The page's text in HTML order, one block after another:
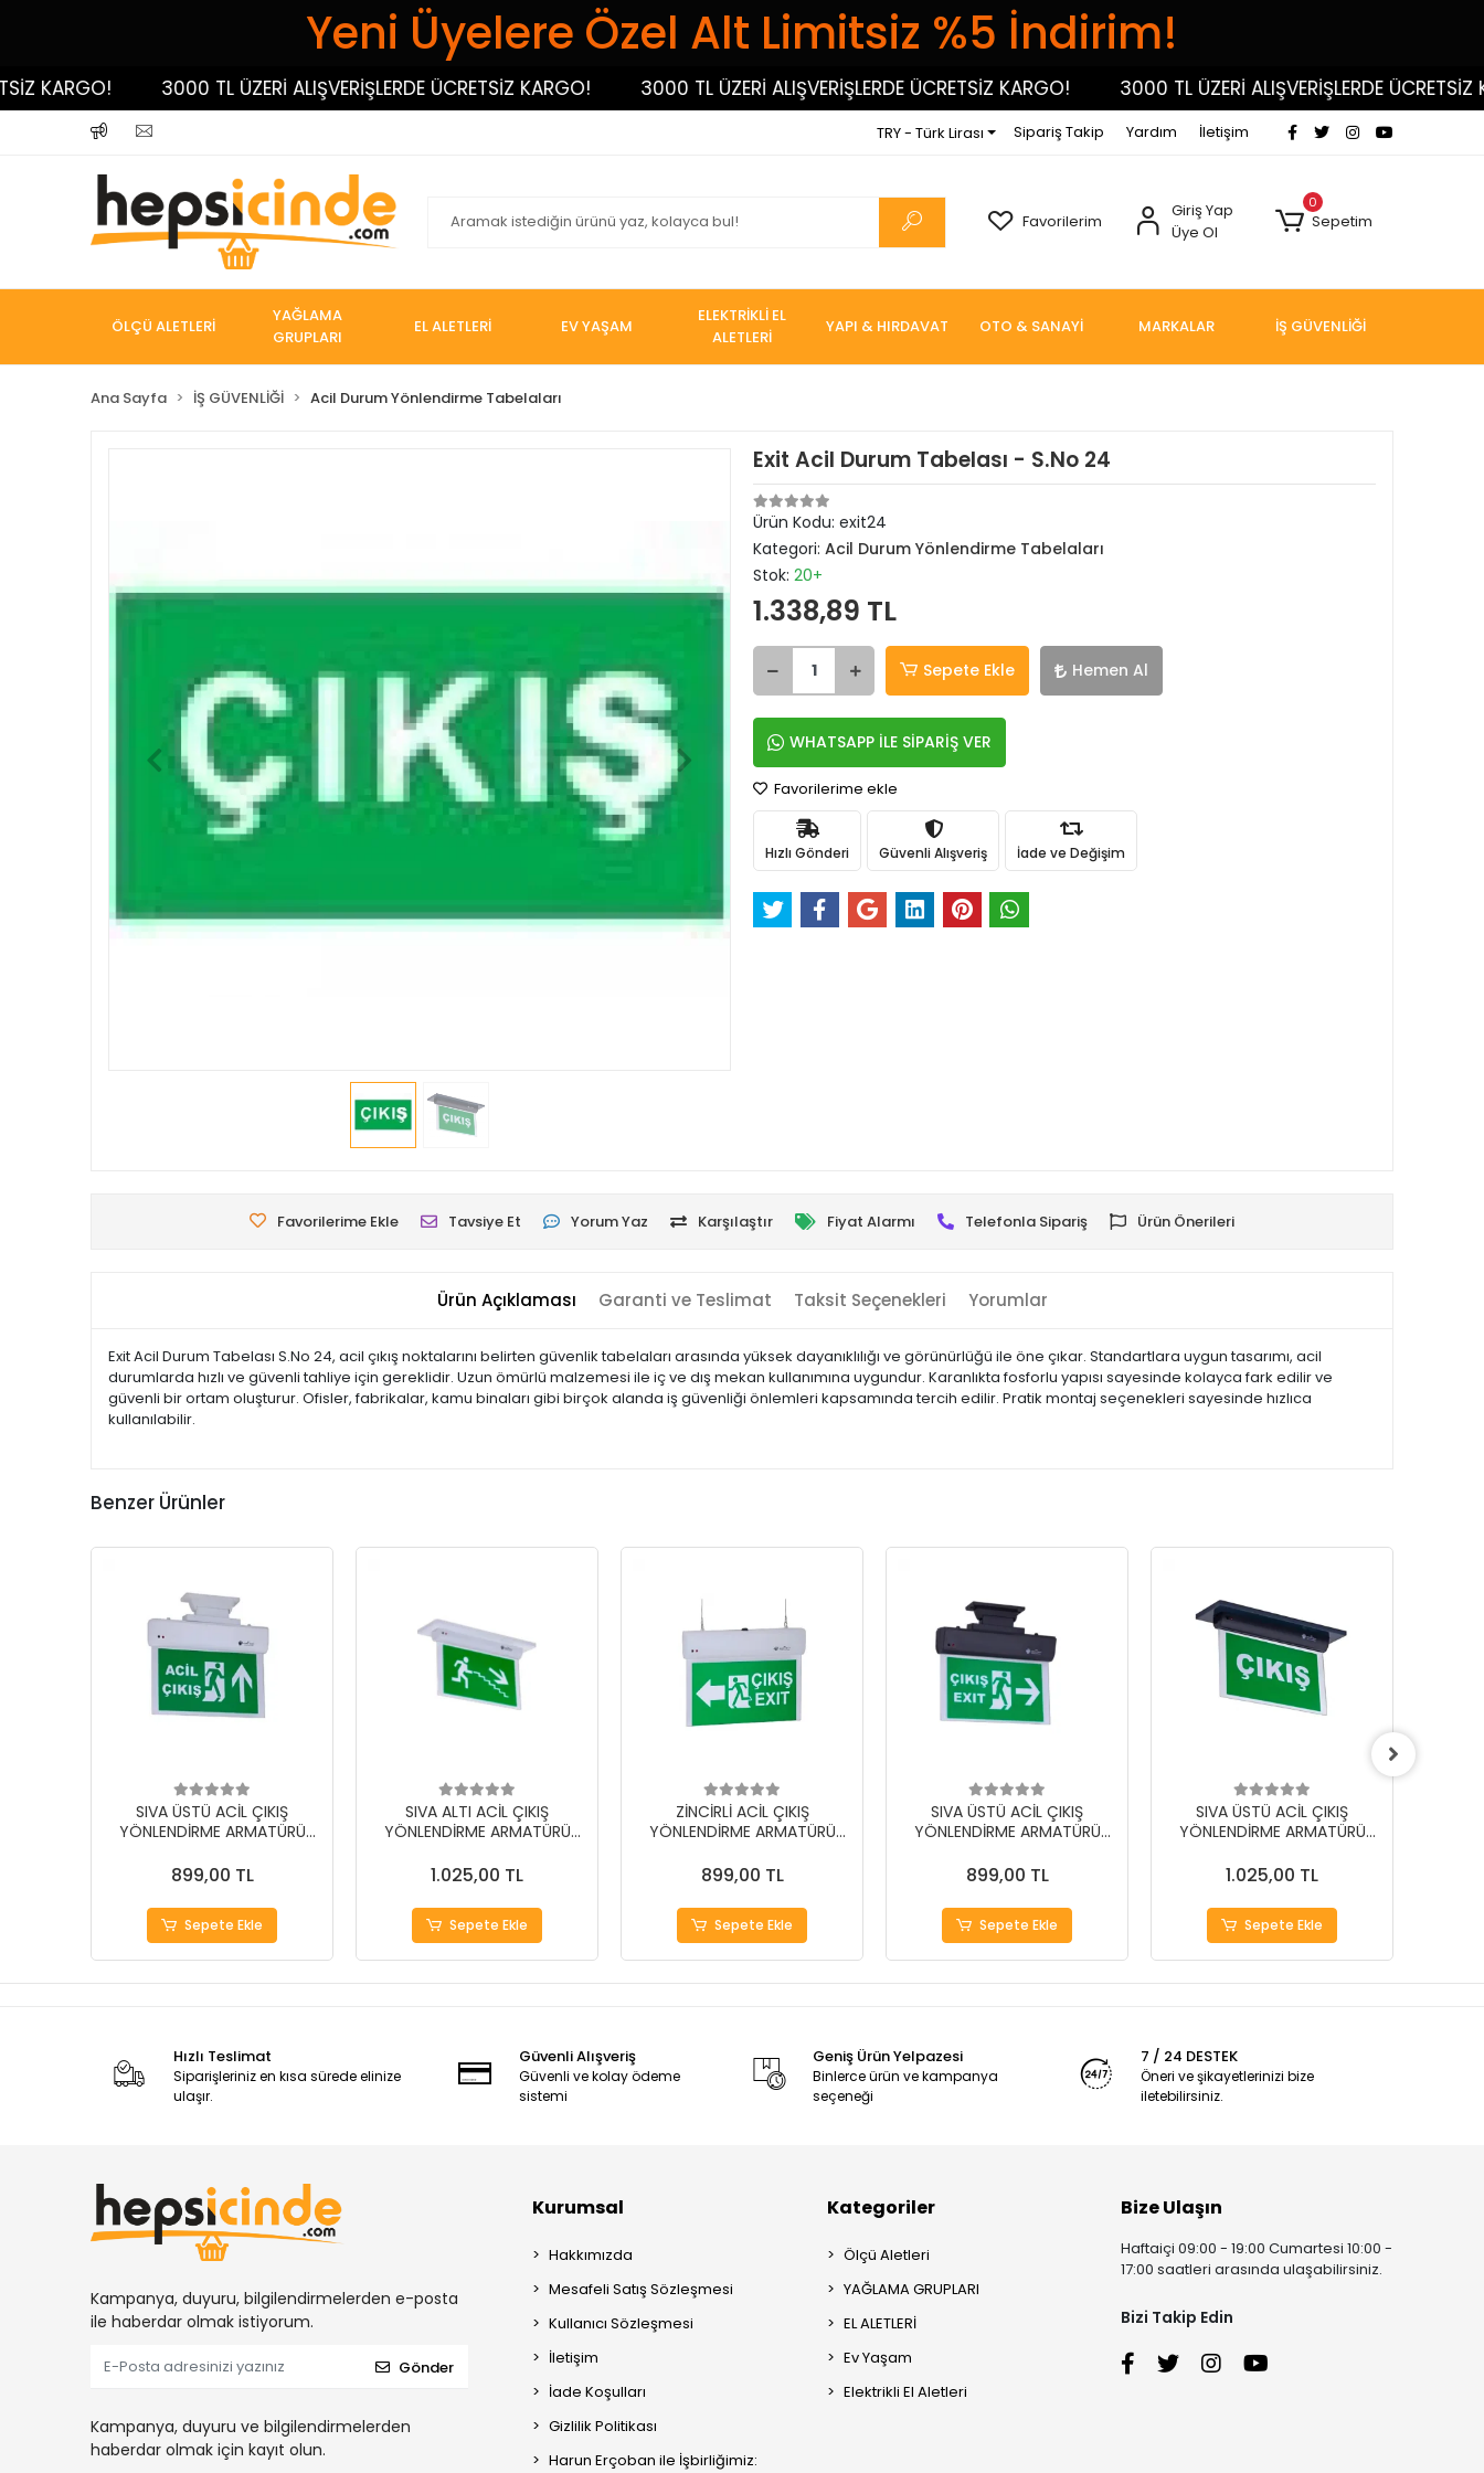
Yeni Üyelere Özel Alt Limitsiz %5 İndirim!
3000 TL ÜZERİ ALIŞVERİŞLERDE ÜCRETSİZ KARGO! 3000 TL ÜZERİ ALIŞVERİŞLERDE ÜCRETSİZ KARGO! 3000 TL ÜZERİ ALIŞVERİŞLERDE ÜCRETSİZ
TRY - Türk Lirası Sipariş Takip Yardım İletişim
Favorilerim
Giriş Yap
Üye Ol
0
Sepetim
ÖLÇÜ ALETLERİ
YAĞLAMA
GRUPLARI
EL ALETLERİ EV YAŞAM
ELEKTRİKLİ EL
ALETLERİ
YAPI & HIRDAVAT OTO & SANAYİ MARKALAR İŞ GÜVENLİĞİ
Ana Sayfa İŞ GÜVENLİĞİ Acil Durum Yönlendirme Tabelaları
Exit Acil Durum Tabelası - S.No 24
Ürün Kodu: exit24
Kategori: Acil Durum Yönlendirme Tabelaları
Stok: 20+
1.338,89 TL
Sepete Ekle Hemen Al
WHATSAPP İLE SİPARİŞ VER
Favorilerime ekle
Hızlı Gönderi Güvenli Alışveriş İade ve Değişim
Favorilerime Ekle Tavsiye Et Yorum Yaz Karşılaştır Fiyat Alarmı Telefonla Sipariş Ürün Önerileri
Ürün Açıklaması Garanti ve Teslimat Taksit Seçenekleri Yorumlar
Exit Acil Durum Tabelası S.No 24, acil çıkış noktalarını belirten güvenlik tabelaları arasında yüksek dayanıklılığı ve görünürlüğü ile öne çıkar. Standartlara uygun tasarımı, acil
durumlarda hızlı ve güvenli tahliye için gereklidir. Uzun ömürlü malzemesi ile iç ve dış mekan kullanımına uygundur. Karanlıkta fosforlu yapısı sayesinde kolayca fark edilir ve
güvenli bir ortam oluşturur. Ofisler, fabrikalar, kamu binaları gibi birçok alanda iş güvenliği önlemleri kapsamında tercih edilir. Pratik montaj seçenekleri sayesinde hızlıca
kullanılabilir.
Benzer Ürünler
SIVA ÜSTÜ ACİL ÇIKIŞ
YÖNLENDİRME ARMATÜRÜ
XXX
899,00 TL
Sepete Ekle
SIVA ALTI ACİL ÇIKIŞ
YÖNLENDİRME ARMATÜRÜ
XXX
1.025,00 TL
Sepete Ekle
ZİNCİRLİ ACİL ÇIKIŞ
YÖNLENDİRME ARMATÜRÜ
XXX
899,00 TL
Sepete Ekle
SIVA ÜSTÜ ACİL ÇIKIŞ
YÖNLENDİRME ARMATÜRÜ
XXX
899,00 TL
Sepete Ekle
SIVA ÜSTÜ ACİL ÇIKIŞ
YÖNLENDİRME ARMATÜRÜ
XXX
1.025,00 TL
Sepete Ekle
Hızlı Teslimat
Siparişleriniz en kısa sürede elinize
ulaşır.
Güvenli Alışveriş
Güvenli ve kolay ödeme
sistemi
Geniş Ürün Yelpazesi
Binlerce ürün ve kampanya
seçeneği
7 / 24 DESTEK
Öneri ve şikayetlerinizi bize
iletebilirsiniz.
Kampanya, duyuru, bilgilendirmelerden e-posta
ile haberdar olmak istiyorum.
Gönder
Kampanya, duyuru ve bilgilendirmelerden
haberdar olmak için kayıt olun.
Kurumsal
Hakkımızda
Mesafeli Satış Sözleşmesi
Kullanıcı Sözleşmesi
İletişim
İade Koşulları
Gizlilik Politikası
Harun Erçoban ile İşbirliğimiz:
Kategoriler
Ölçü Aletleri
YAĞLAMA GRUPLARI
EL ALETLERİ
Ev Yaşam
Elektrikli El Aletleri
Bize Ulaşın
Haftaiçi 09:00 - 19:00 Cumartesi 10:00 -
17:00 saatleri arasında ulaşabilirsiniz.
Bizi Takip Edin